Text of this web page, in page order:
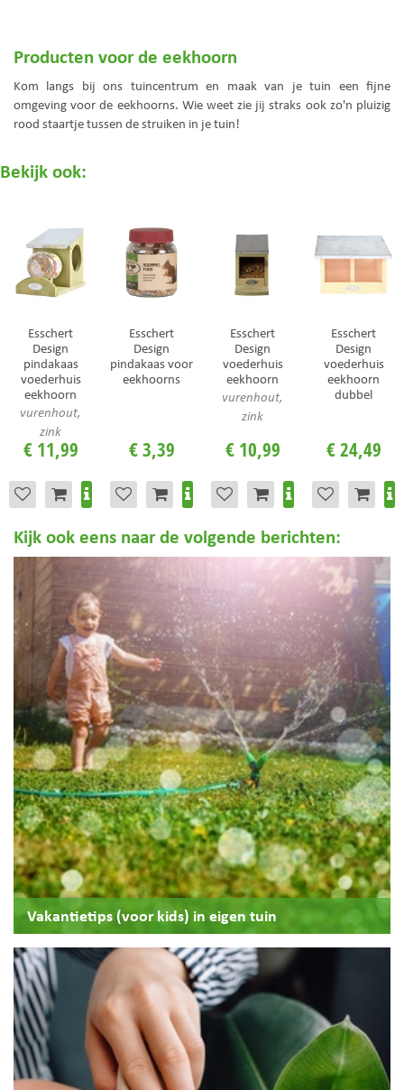
Producten voor de eekhoorn
Kom langs bij ons tuincentrum en maak van je tuin een fijne
omgeving voor de eekhoorns. Wie weet zie jij straks ook zo'n pluizig
rood staartje tussen de struiken in je tuin!
Bekijk ook:
Esschert
Design
pindakaas
voederhuis
eekhoorn
vurenhout,
zink
€ 11,99
Esschert
Design
pindakaas voor
eekhoorns
€3,39
Esschert
Design
voederhuis
eekhoorn
vurenhout,
zink
€ 10,99
Esschert
Design
voederhuis
eekhoorn
dubbel
€24,49
Kijk ook eens naar de volgende berichten:
Vakantietips (voor kids) in eigen tuin